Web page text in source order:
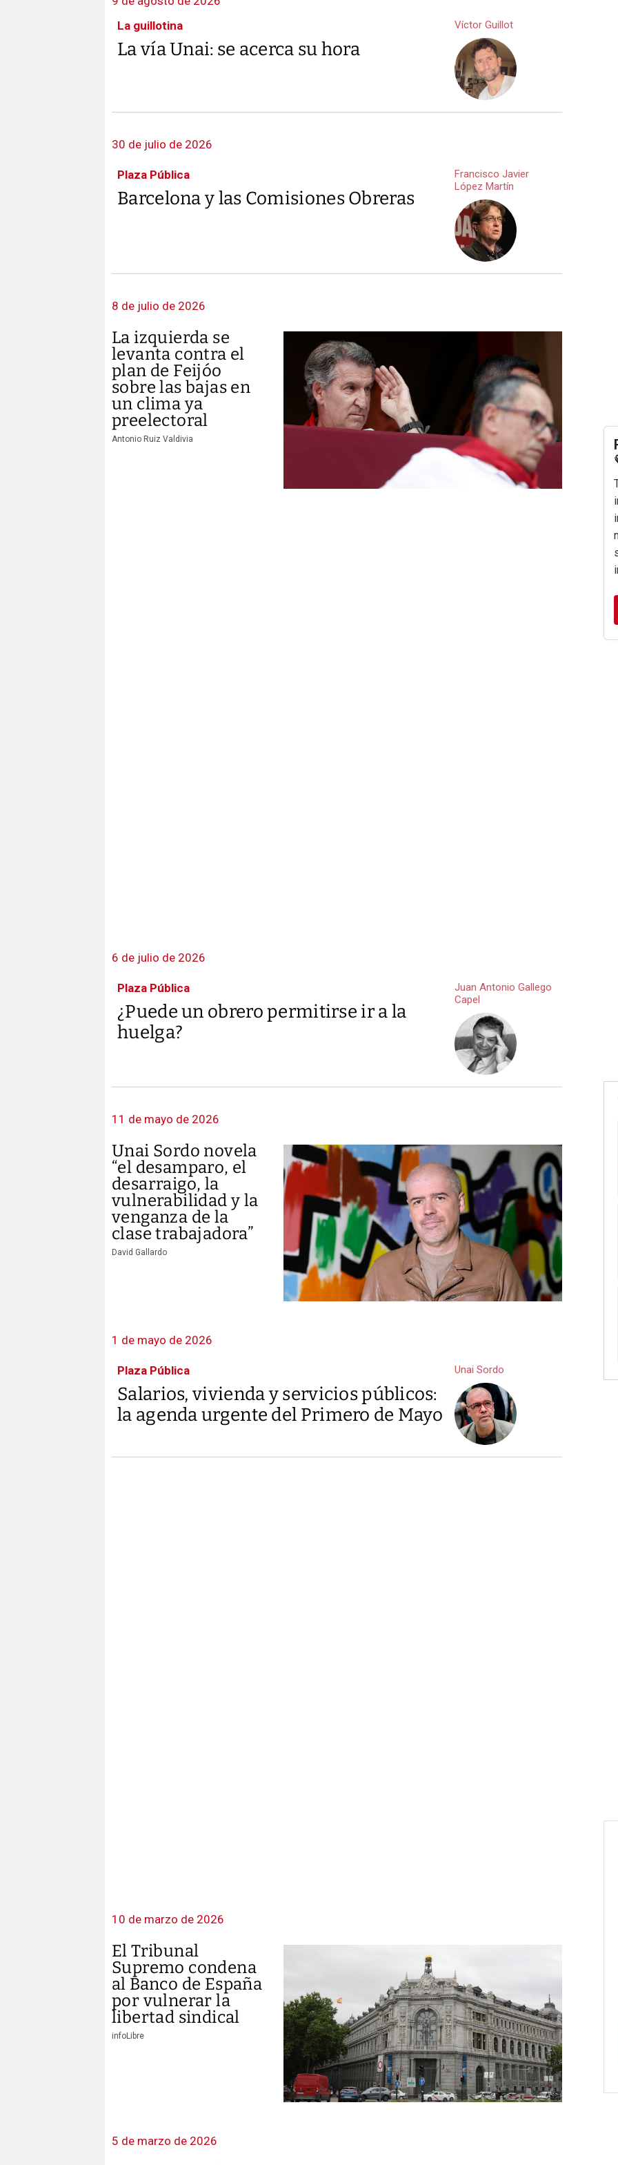
La guillotina
La vía Unai: se acerca su hora
Víctor Guillot
30 de julio de 2026
Plaza Pública
Barcelona y las Comisiones Obreras
Francisco Javier
López Martín
8 de julio de 2026
La izquierda se
levanta contra el
plan de Feijóo
sobre las bajas en
un clima ya
preelectoral
Antonio Ruiz Valdivia
6 de julio de 2026
Plaza Pública
¿Puede un obrero permitirse ir a la
huelga?
Juan Antonio Gallego
Capel
11 de mayo de 2026
Unai Sordo novela
“el desamparo, el
desarraigo, la
vulnerabilidad y la
venganza de la
clase trabajadora”
David Gallardo
1 de mayo de 2026
Plaza Pública
Salarios, vivienda y servicios públicos:
la agenda urgente del Primero de Mayo
Unai Sordo
10 de marzo de 2026
El Tribunal
Supremo condena
al Banco de España
por vulnerar la
libertad sindical
infoLibre
5 de marzo de 2026